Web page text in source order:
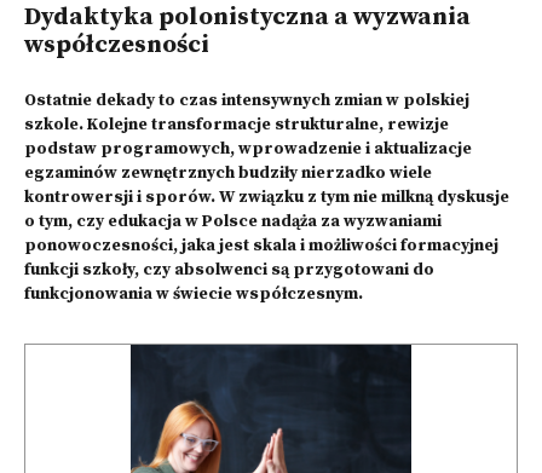
Dydaktyka polonistyczna a wyzwania
współczesności
Ostatnie dekady to czas intensywnych zmian w polskiej
szkole. Kolejne transformacje strukturalne, rewizje
podstaw programowych, wprowadzenie i aktualizacje
egzaminów zewnętrznych budziły nierzadko wiele
kontrowersji i sporów. W związku z tym nie milkną dyskusje
o tym, czy edukacja w Polsce nadąża za wyzwaniami
ponowoczesności, jaka jest skala i możliwości formacyjnej
funkcji szkoły, czy absolwenci są przygotowani do
funkcjonowania w świecie współczesnym.